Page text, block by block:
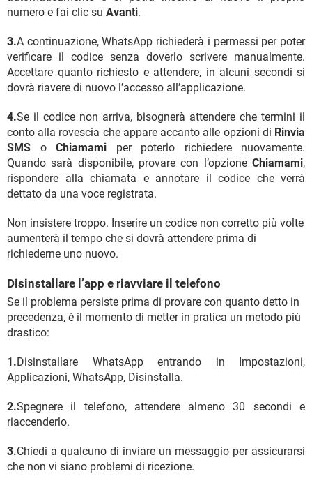
numero e fai clic su Avanti.
3.A continuazione, WhatsApp richiederà i permessi per poter
verificare il codice senza doverlo scrivere manualmente.
Accettare quanto richiesto e attendere, in alcuni secondi si
dovrà riavere di nuovo l’accesso all’applicazione.
4.Se il codice non arriva, bisognerà attendere che termini il
conto alla rovescia che appare accanto alle opzioni di Rinvia
SMS o Chiamami per poterlo richiedere nuovamente.
Quando sarà disponibile, provare con l’opzione Chiamami,
rispondere alla chiamata e annotare il codice che verrà
dettato da una voce registrata.
Non insistere troppo. Inserire un codice non corretto più volte
aumenterà il tempo che si dovrà attendere prima di
richiederne uno nuovo.
Disinstallare l’app e riavviare il telefono
Se il problema persiste prima di provare con quanto detto in
precedenza, è il momento di metter in pratica un metodo più
drastico:
1.Disinstallare WhatsApp entrando in Impostazioni,
Applicazioni, WhatsApp, Disinstalla.
2.Spegnere il telefono, attendere almeno 30 secondi e
riaccenderlo.
3.Chiedi a qualcuno di inviare un messaggio per assicurarsi
che non vi siano problemi di ricezione.